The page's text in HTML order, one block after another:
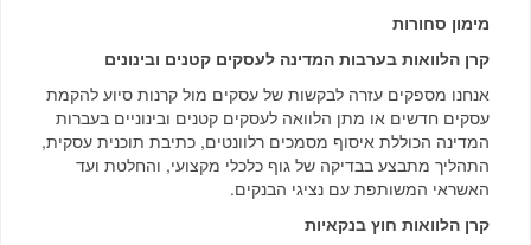
מימון סחורות
קרן הלוואות בערבות המדינה לעסקים קטנים ובינונים
אנחנו מספקים עזרה לבקשות של עסקים מול קרנות סיוע להקמת
עסקים חדשים או מתן הלוואה לעסקים קטנים ובינוניים בעברות
המדינה הכוללת איסוף מסמכים רלוונטים, כתיבת תוכנית עסקית,
התהליך מתבצע בבדיקה של גוף כלכלי מקצועי, והחלטת ועד
האשראי המשותפת עם נציגי הבנקים.
קרן הלוואות חוץ בנקאיות